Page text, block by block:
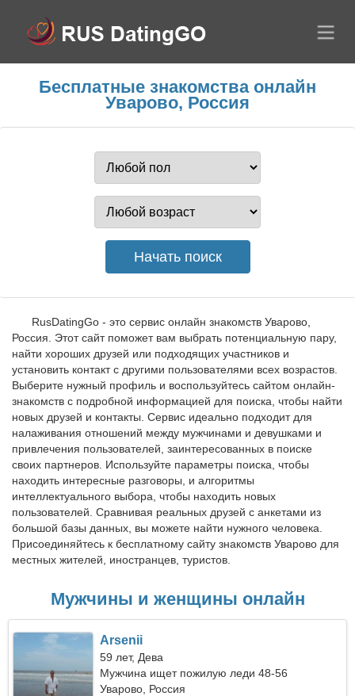
Бесплатные знакомства онлайн
Уварово, Россия
RusDatingGo - это сервис онлайн знакомств Уварово,
Россия. Этот сайт поможет вам выбрать потенциальную пару,
найти хороших друзей или подходящих участников и
установить контакт с другими пользователями всех возрастов.
Выберите нужный профиль и воспользуйтесь сайтом онлайн-
знакомств с подробной информацией для поиска, чтобы найти
новых друзей и контакты. Сервис идеально подходит для
налаживания отношений между мужчинами и девушками и
привлечения пользователей, заинтересованных в поиске
своих партнеров. Используйте параметры поиска, чтобы
находить интересные разговоры, и алгоритмы
интеллектуального выбора, чтобы находить новых
пользователей. Сравнивая реальных друзей с анкетами из
большой базы данных, вы можете найти нужного человека.
Присоединяйтесь к бесплатному сайту знакомств Уварово для
местных жителей, иностранцев, туристов.
Мужчины и женщины онлайн
Arsenii
59 лет, Дева
Мужчина ищет пожилую леди 48-56
Уварово, Россия